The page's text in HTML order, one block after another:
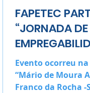
FAPETEC
“JORNADA DE
Evento ocorreu na
“Mário de Moura
Franco da Rocha -